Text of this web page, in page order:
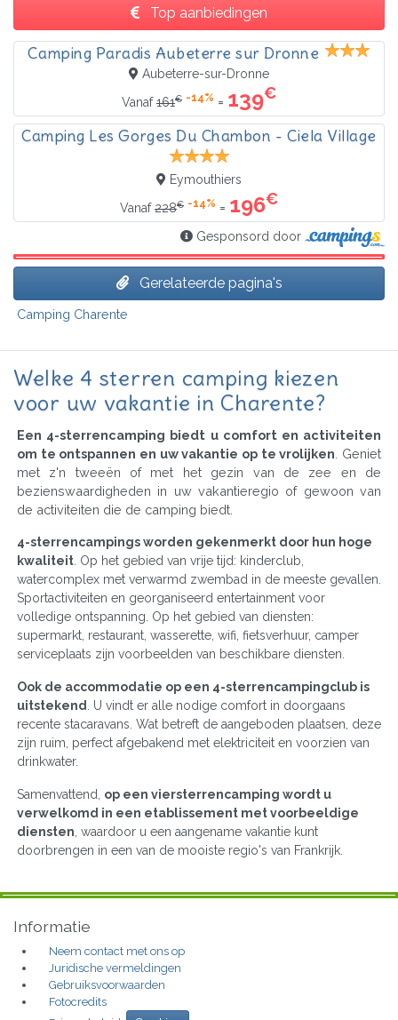
Top aanbiedingen
Camping Paradis Aubeterre sur Dronne
Aubeterre-sur-Dronne
Vanaf161€ -14% = 139€
Camping Les Gorges Du Chambon - Ciela Village
Eymouthiers
Vanaf228€ -14% = 196€
Gesponsord door
Gerelateerde pagina's
Camping Charente
Welke 4 sterren camping kiezen
voor uw vakantie in Charente?
Een 4-sterrencamping biedt u comfort en activiteiten
om te ontspannen en uw vakantie op te vrolijken. Geniet
met z'n tweeën of met het gezin van de zee en de
bezienswaardigheden in uw vakantieregio of gewoon van
de activiteiten die de camping biedt.
4-sterrencampings worden gekenmerkt door hun hoge
kwaliteit. Op het gebied van vrije tijd: kinderclub,
watercomplex met verwarmd zwembad in de meeste gevallen.
Sportactiviteiten en georganiseerd entertainment voor
volledige ontspanning. Op het gebied van diensten:
supermarkt, restaurant, wasserette, wifi, fietsverhuur, camper
serviceplaats zijn voorbeelden van beschikbare diensten.
Ook de accommodatie op een 4-sterrencampingclub is
uitstekend. U vindt er alle nodige comfort in doorgaans
recente stacaravans. Wat betreft de aangeboden plaatsen, deze
zijn ruim, perfect afgebakend met elektriciteit en voorzien van
drinkwater.
Samenvattend, op een viersterrencamping wordt u
verwelkomd in een etablissement met voorbeeldige
diensten, waardoor u een aangename vakantie kunt
doorbrengen in een van de mooiste regio's van Frankrijk.
Informatie
Neem contact met ons op
Juridische vermeldingen
Gebruiksvoorwaarden
Fotocredits